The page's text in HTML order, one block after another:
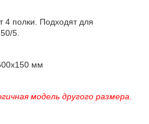
4 полки. Подходят для
5.
мм
модель другого размера.